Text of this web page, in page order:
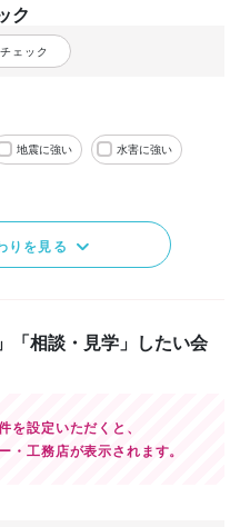
ク
ェック
地震に強い 水害に強い
りを見る
「相談・見学」したい会
を設定いただくと、
・工務店が表示されます。